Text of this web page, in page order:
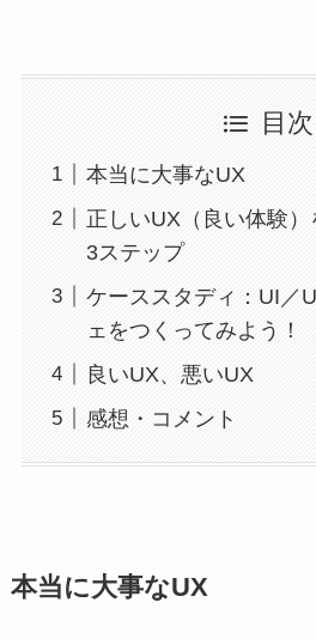
目次
本当に大事なUX
正しいUX（良い体験
3ステップ
ケーススタディ：UI／
ェをつくってみよう！
良いUX、悪いUX
感想・コメント
本当に大事なUX